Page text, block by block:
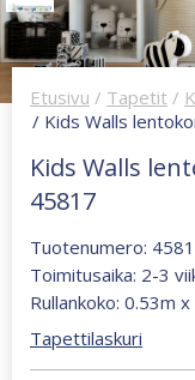
Etusivu / Tapetit /
/ Kids Walls
Kids Walls
45817
Tuotenumero:
Toimitusaika: 2-3
Rullankoko: 0.53m
Tapettilaskuri